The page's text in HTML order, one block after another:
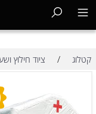
קטלוג / ציוד חילוץ